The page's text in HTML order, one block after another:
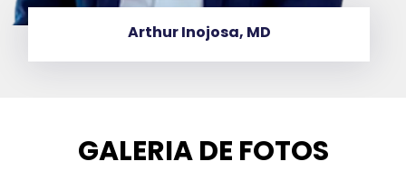
Cristina Bandeira, MD
GALERIA DE FOTOS